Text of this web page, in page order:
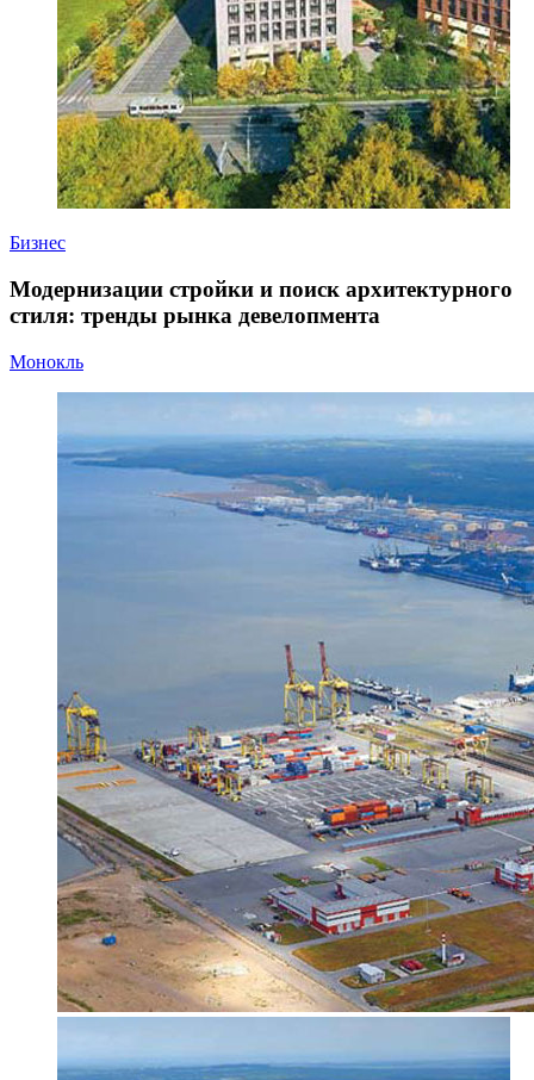
Бизнес
Модернизации стройки и поиск архитектурного
стиля: тренды рынка девелопмента
Монокль